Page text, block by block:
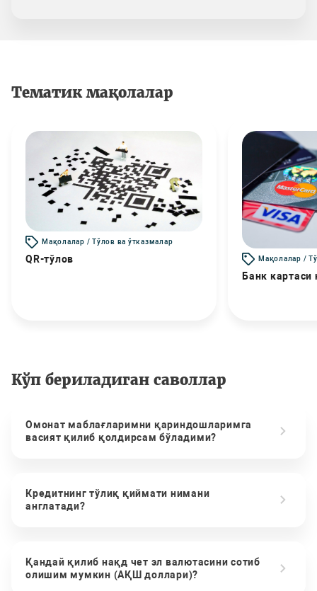
Тематик мақолалар
Мақолалар / Тўлов ва ўтказмалар
QR-тўлов Мақолалар /
Банк картаси
Кўп бериладиган саволлар
Омонат маблағларимни қариндошларимга
васият қилиб қолдирсам бўладими?
Кредитнинг тўлиқ қиймати нимани
англатади?
Қандай қилиб нақд чет эл валютасини сотиб
олишим мумкин (АҚШ доллари)?